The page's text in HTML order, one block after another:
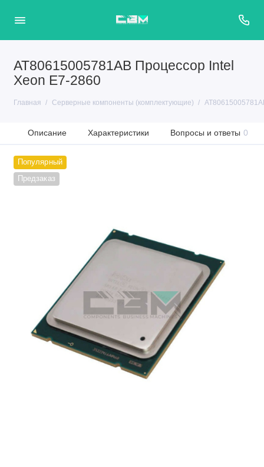
AT80615005781AB Процессор Intel
Xeon E7-2860
Главная Серверные компоненты (комплектующие)
Описание Характеристики Вопросы и ответы 0
Популярный
Предзаказ